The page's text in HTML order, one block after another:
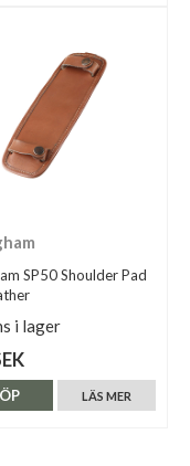
SP50 Shoulder Pad
i lager
LÄS MER